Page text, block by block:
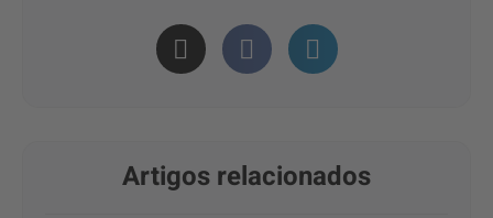
Artigos relacionados